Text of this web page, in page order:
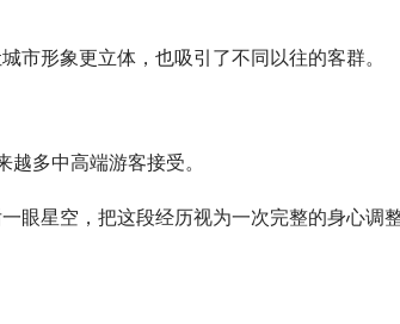
市形象更立体，也吸引了不同以往的客群。
越多中高端游客接受。
眼星空，把这段经历视为一次完整的身心调